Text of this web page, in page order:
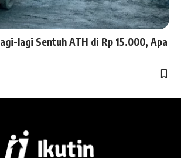
lagi Sentuh ATH di Rp 15.000, Apa